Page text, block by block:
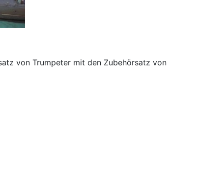
von Trumpeter mit den Zubehörsatz von